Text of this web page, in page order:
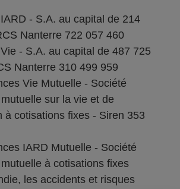
- S.A. au capital de 214
Nanterre 722 057 460
- S.A. au capital de 487 725
Nanterre 310 499 959
Vie Mutuelle - Société
sur la vie et de
à cotisations fixes - Siren 353
IARD Mutuelle - Société
mutuelle à cotisations fixes
les accidents et risques